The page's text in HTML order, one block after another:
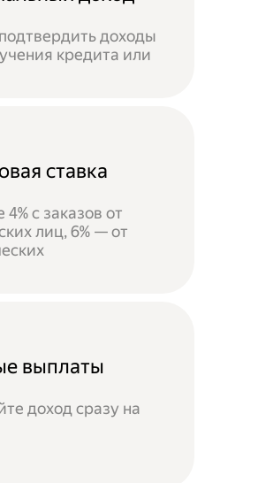
доходы
кредита или
ставка
4% с заказов от
лиц, 6% — от
выплаты
доход сразу на